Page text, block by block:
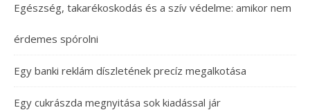
Egészség, takarékoskodás és a szív védelme: amikor nem
érdemes spórolni
Egy banki reklám díszletének precíz megalkotása
Egy cukrászda megnyitása sok kiadással jár